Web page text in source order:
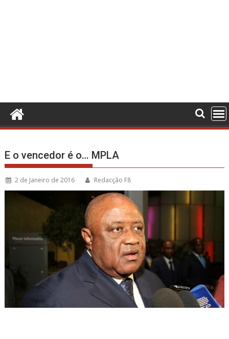
E o vencedor é o… MPLA
2 de Janeiro de 2016 Redacção F8